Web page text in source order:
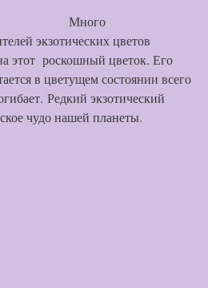
экзотических цветов
этот роскошный цветок. Его
в цветущем состоянии всего
Редкий экзотический
чудо нашей планеты.